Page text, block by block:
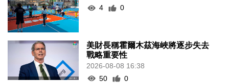
4
0
美財長稱霍爾木茲海峽將逐步失去
戰略重要性
2026-08-08 16:38
50
0